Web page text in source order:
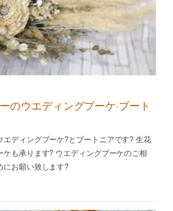
のウエディングブーケ·ブート
エディングブーケ?とブートニアです? 生花
ケも承ります? ウエディングブーケのご相
にお願い致します?